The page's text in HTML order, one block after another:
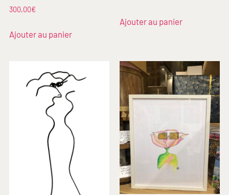
300,00€
Ajouter au panier
Ajouter au panier